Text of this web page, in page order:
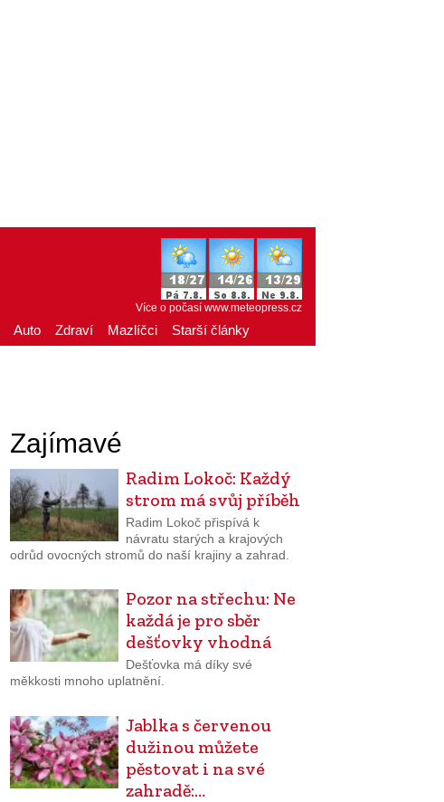
Více o počasí www.meteopress.cz
Auto Zdraví Mazlíčci Starší články
Zajímavé
Radim Lokoč: Každý
strom má svůj příběh
Radim Lokoč přispívá k
návratu starých a krajových
odrůd ovocných stromů do naší krajiny a zahrad.
Pozor na střechu: Ne
každá je pro sběr
dešťovky vhodná
Dešťovka má díky své
měkkosti mnoho uplatnění.
Jablka s červenou
dužinou můžete
pěstovat i na své
zahradě:…